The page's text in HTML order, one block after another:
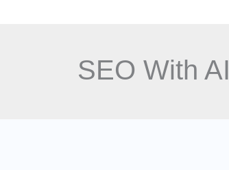
SEO With AI